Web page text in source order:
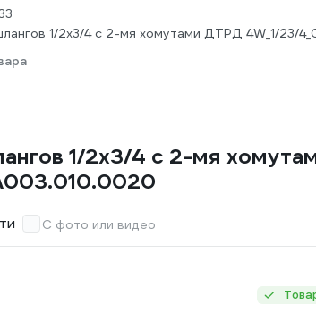
1/2x3/4 с 2-мя хомутами ДТРД 4W_1/
1/2x3/4 с 2-мя
С фото или видео